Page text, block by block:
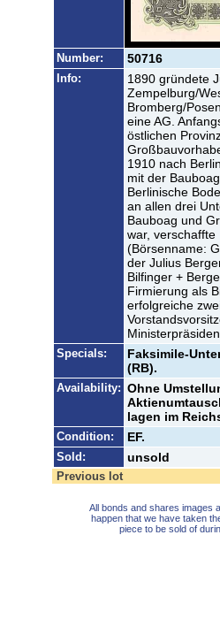
Number: 50716
Info:
1890 gründete
Zempelburg/
Bromberg/
eine AG.
östlichen
1910 nach
mit der
Berlinische
an allen drei
Bauboag und
war, verschaffte
(Börsenname:
der Julius
Bilfinger +
Firmierung als
erfolgreiche
Specials:
Faksimile-
(RB).
Availability: Ohne
lagen im
Condition: EF.
Sold: unsold
Previous lot
All bonds and shares images
happen that we have taken
piece to be sold of